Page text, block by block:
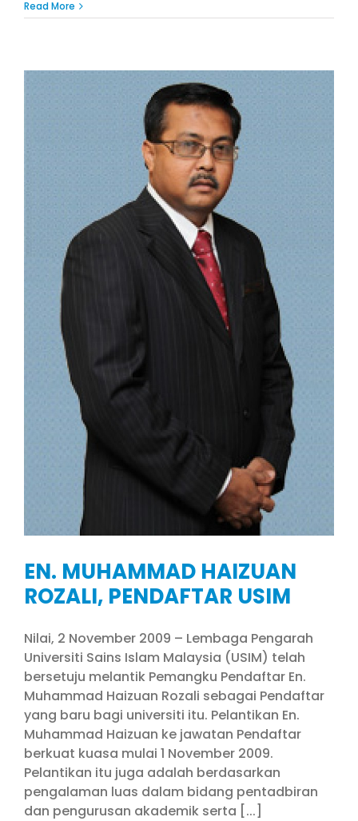
Read More
EN. MUHAMMAD HAIZUAN
ROZALI, PENDAFTAR USIM
Nilai, 2 November 2009 – Lembaga Pengarah
Universiti Sains Islam Malaysia (USIM) telah
bersetuju melantik Pemangku Pendaftar En.
Muhammad Haizuan Rozali sebagai Pendaftar
yang baru bagi universiti itu. Pelantikan En.
Muhammad Haizuan ke jawatan Pendaftar
berkuat kuasa mulai 1 November 2009.
Pelantikan itu juga adalah berdasarkan
pengalaman luas dalam bidang pentadbiran
dan pengurusan akademik serta [...]